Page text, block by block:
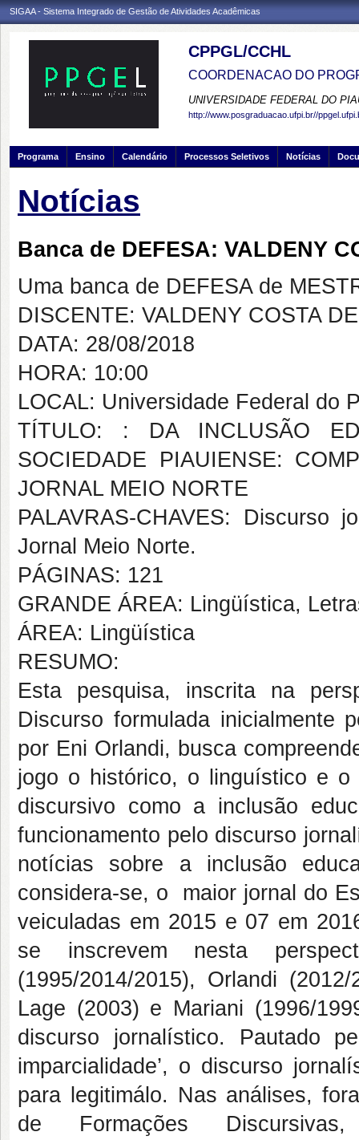
SIGAA - Sistema Integrado de Gestão de Atividades Acadêmicas
CPPGL/CCHL
COORDENACAO DO
UNIVERSIDADE FEDERAL DO
http://www.posgraduacao.ufpi.br//
Programa Ensino Calendário Processos Seletivos Notícias
Notícias
Banca de DEFESA: VALDENY
Uma banca de DEFESA de
DISCENTE: VALDENY COSTA
DATA: 28/08/2018
HORA: 10:00
LOCAL: Universidade Federal do
TÍTULO: : DA INCLUSÃO
SOCIEDADE PIAUIENSE:
JORNAL MEIO NORTE
PALAVRAS-CHAVES: Discurso
Jornal Meio Norte.
PÁGINAS: 121
GRANDE ÁREA: Lingüística,
ÁREA: Lingüística
RESUMO:
Esta pesquisa, inscrita na
Discurso formulada inicialmente
por Eni Orlandi, busca
jogo o histórico, o linguístico e o
discursivo como a inclusão
funcionamento pelo discurso
notícias sobre a inclusão
considera-se, o maior jornal do
veiculadas em 2015 e 07 em
se inscrevem nesta
(1995/2014/2015), Orlandi
Lage (2003) e Mariani (1996/
discurso jornalístico. Pautado
imparcialidade’, o discurso
para legitimálo. Nas análises,
de Formações